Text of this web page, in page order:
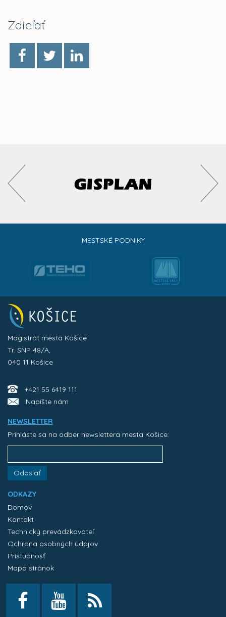
Zdieľať
MESTSKÉ PODNIKY
Magistrát mesta Košice
Tr. SNP 48/A,
040 11 Košice
+421 55 6419 111
Napíšte nám
NEWSLETTER
Prihláste sa na odber newslettera mesta Košice:
Odoslať
ODKAZY
Domov
Kontakt
Technický prevádzkovateľ
Ochrana osobných údajov
Prístupnosť
Mapa stránok